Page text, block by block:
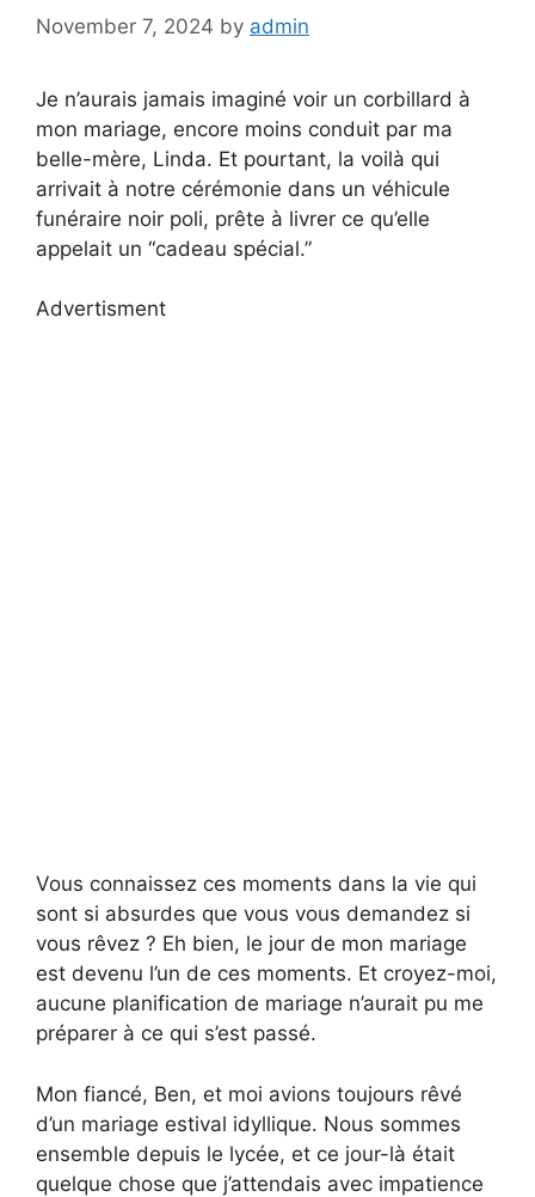
November 7, 2024 by admin
Je n’aurais jamais imaginé voir un corbillard à
mon mariage, encore moins conduit par ma
belle-mère, Linda. Et pourtant, la voilà qui
arrivait à notre cérémonie dans un véhicule
funéraire noir poli, prête à livrer ce qu’elle
appelait un “cadeau spécial.”
Advertisment
Vous connaissez ces moments dans la vie qui
sont si absurdes que vous vous demandez si
vous rêvez ? Eh bien, le jour de mon mariage
est devenu l’un de ces moments. Et croyez-moi,
aucune planification de mariage n’aurait pu me
préparer à ce qui s’est passé.
Mon fiancé, Ben, et moi avions toujours rêvé
d’un mariage estival idyllique. Nous sommes
ensemble depuis le lycée, et ce jour-là était
quelque chose que j’attendais avec impatience